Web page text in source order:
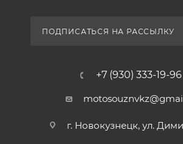
ПОДПИСАТЬСЯ НА РАССЫЛКУ
+7 (930) 333-19-96
г. Новокузнецк, ул.